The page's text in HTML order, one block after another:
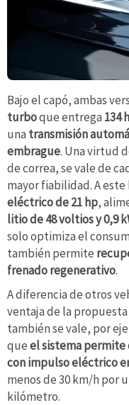
Bajo el capó, ambas
turboque entrega 134
una transmisión
embrague. Una virtud
de correa, se vale de
mayor fiabilidad. A
eléctrico de 21 hp,
litio de 48 voltiosy 0,9
solo optimiza el
también permite
frenado regenerativo.
A diferencia de otros
ventaja de la
también se vale, por
queel sistema permite
con impulso eléctrico
menos de 30 km/h por
kilómetro.